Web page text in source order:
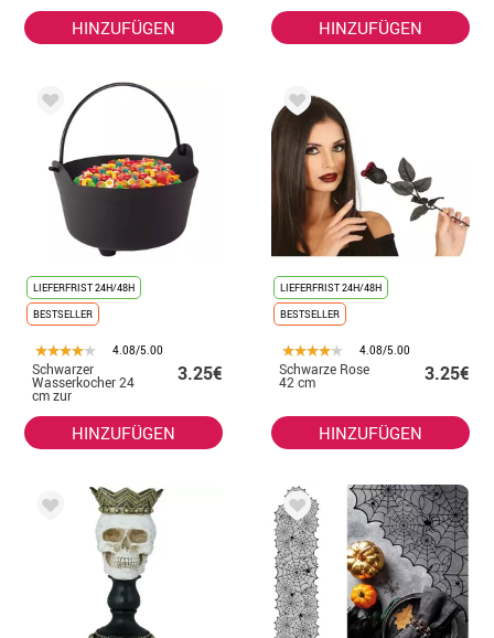
HINZUFÜGEN HINZUFÜGEN
LIEFERFRIST 24H/48H
BESTSELLER
4.08/5.00
Schwarzer
Wasserkocher 24
cm zur
Dekoration
3.25€
HINZUFÜGEN
LIEFERFRIST 24H/48H
BESTSELLER
4.08/5.00
Schwarze Rose
42 cm 3.25€
HINZUFÜGEN